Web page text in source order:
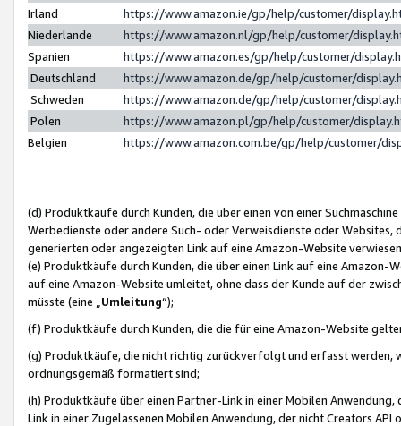
Irland
https://www.amazon.ie/gp/help/customer/
Niederlande
https://www.amazon.nl/gp/help/customer/
Spanien
https://www.amazon.es/gp/help/customer/
Deutschland
https://www.amazon.de/gp/help/customer/
Schweden
https://www.amazon.de/gp/help/customer/
Polen
https://www.amazon.pl/gp/help/customer/
Belgien
https://www.amazon.com.be/gp/help/customer/
(d) Produktkäufe durch Kunden, die über einen von einer
Werbedienste oder andere Such- oder Verweisdienste oder Websites,
generierten oder angezeigten Link auf eine Amazon-Website
(e) Produktkäufe durch Kunden, die über einen Link auf eine
auf eine Amazon-Website umleitet, ohne dass der Kunde auf der
müsste (eine „ Umleitung“);
(f) Produktkäufe durch Kunden, die die für eine Amazon-Website
(g) Produktkäufe, die nicht richtig zurückverfolgt und erfasst werden,
ordnungsgemäß formatiert sind;
(h) Produktkäufe über einen Partner-Link in einer Mobilen
Link in einer Zugelassenen Mobilen Anwendung, der nicht Creators